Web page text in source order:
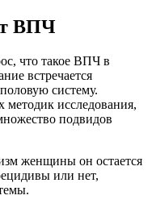
ВПЧ
что такое ВПЧ в
встречается
систему.
исследования,
подвидов
женщины он остается
или нет,